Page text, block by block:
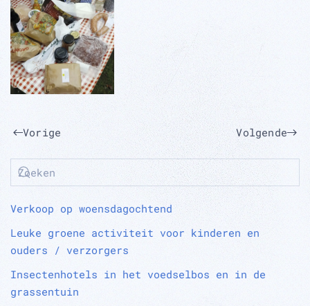
Vorige Volgende
Verkoop op woensdagochtend
Leuke groene activiteit voor kinderen en
ouders / verzorgers
Insectenhotels in het voedselbos en in de
grassentuin